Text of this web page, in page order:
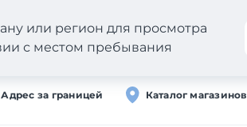
Адрес за границей Каталог магазинов
или регион для просмотра
с местом пребывания